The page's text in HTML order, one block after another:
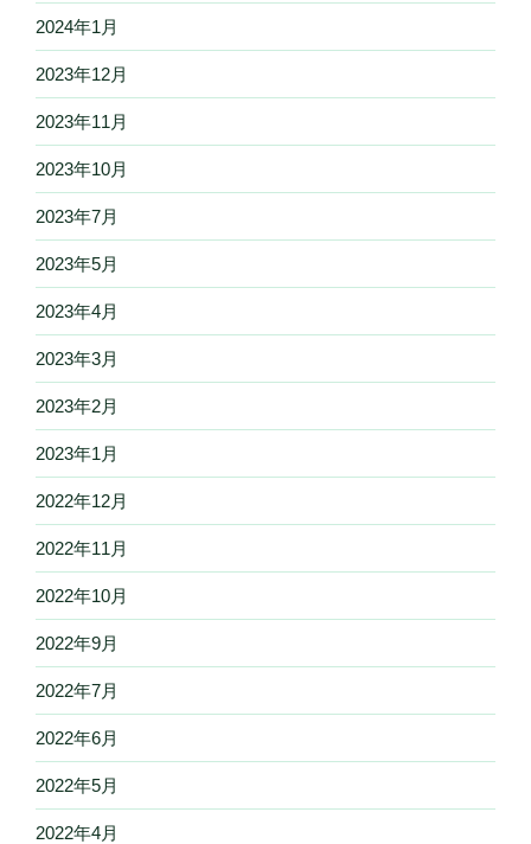
2024年1月
2023年12月
2023年11月
2023年10月
2023年7月
2023年5月
2023年4月
2023年3月
2023年2月
2023年1月
2022年12月
2022年11月
2022年10月
2022年9月
2022年7月
2022年6月
2022年5月
2022年4月